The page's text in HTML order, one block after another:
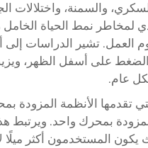
والسمنة،
لمخاطر نمط الحياة
العمل. تشير الدراسات
الضغط على أسفل الظهر،
عام.
تقدمها الأنظمة المزودة
بمحرك واحد. ويرتبط
يكون المستخدمون أكثر